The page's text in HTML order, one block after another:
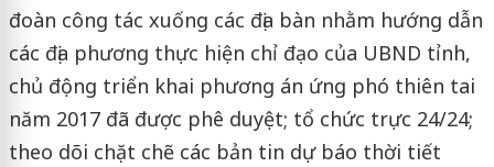
đoàn công tác xuống các địa bàn nhằm hướng dẫn
các địa phương thực hiện chỉ đạo của UBND tỉnh,
chủ động triển khai phương án ứng phó thiên tai
năm 2017 đã được phê duyệt; tổ chức trực 24/24;
theo dõi chặt chẽ các bản tin dự báo thời tiết